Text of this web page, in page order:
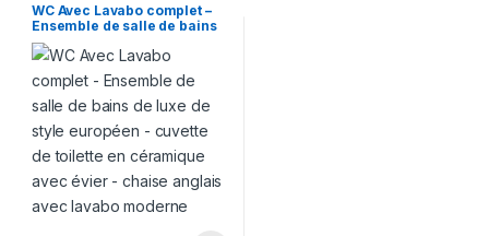
WC Avec Lavabo complet –
Ensemble de salle de bains
de luxe de style européen –
cuvette de toilette en
céramique avec évier –
chaise anglais avec lavabo
moderne